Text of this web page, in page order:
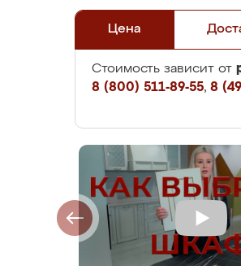
Цена
Стоимость зависит от
8 (800) 511-89-55, 8